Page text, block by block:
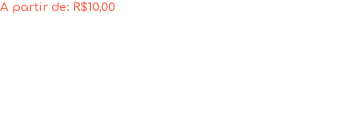
A partir de: R$10,00